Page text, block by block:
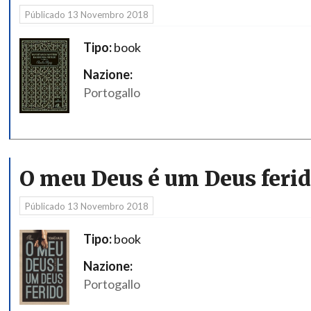
Públicado 13 Novembro 2018
Tipo:book
Nazione:
Portogallo
O meu Deus é um Deus
Públicado 13 Novembro 2018
Tipo:book
Nazione:
Portogallo